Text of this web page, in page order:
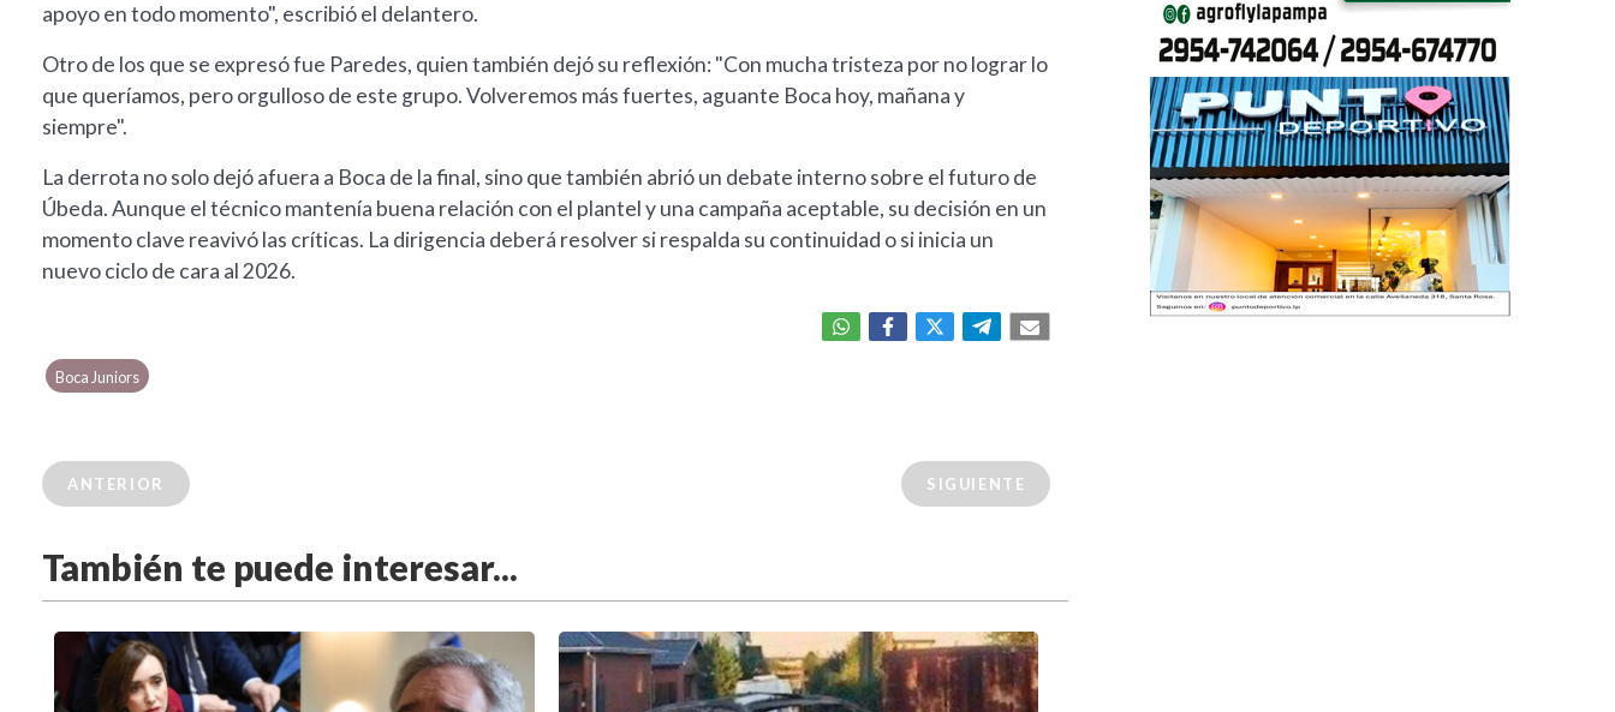
apoyo en todo momento", escribió el delantero.
Otro de los que se expresó fue Paredes, quien también dejó su reflexión: "Con mucha tristeza por no lograr lo
que queríamos, pero orgulloso de este grupo. Volveremos más fuertes, aguante Boca hoy, mañana y
siempre".
La derrota no solo dejó afuera a Boca de la final, sino que también abrió un debate interno sobre el futuro de
Úbeda. Aunque el técnico mantenía buena relación con el plantel y una campaña aceptable, su decisión en un
momento clave reavivó las críticas. La dirigencia deberá resolver si respalda su continuidad o si inicia un
nuevo ciclo de cara al 2026.
Boca Juniors
ANTERIOR SIGUIENTE
También te puede interesar...